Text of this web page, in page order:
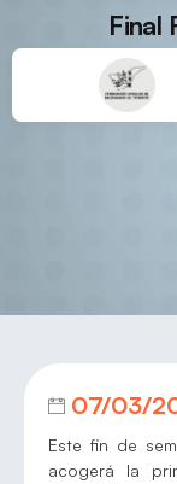
Final
07/03/
Este fin de
acogerá la